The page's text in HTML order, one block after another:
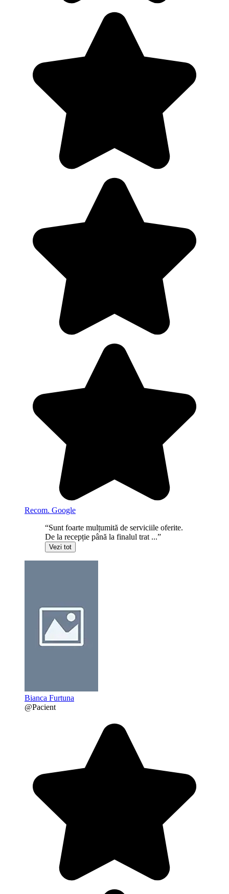
Recom. Google
“Sunt foarte mulțumită de serviciile oferite.
De la recepție până la finalul trat ...”
Vezi tot
Bianca Furtuna
@Pacient